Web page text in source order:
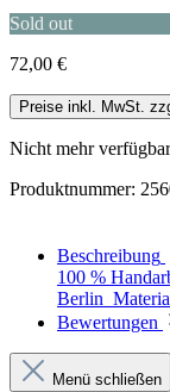
Sold out
72,00 €
Preise inkl. MwSt.
Nicht mehr verfügbar
Produktnummer:
Beschreibung
100 %
Berlin
Bewertungen
Menü schließen